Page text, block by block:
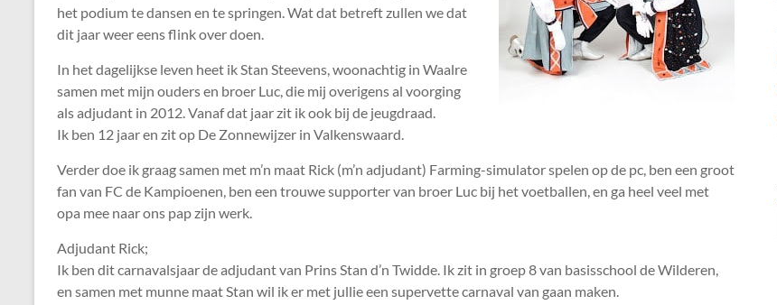
het podium te dansen en te springen. Wat dat betreft zullen we dat
dit jaar weer eens flink over doen.
In het dagelijkse leven heet ik Stan Steevens, woonachtig in Waalre
samen met mijn ouders en broer Luc, die mij overigens al voorging
als adjudant in 2012. Vanaf dat jaar zit ik ook bij de jeugdraad.
Ik ben 12 jaar en zit op De Zonnewijzer in Valkenswaard.
Verder doe ik graag samen met m’n maat Rick (m’n adjudant) Farming-simulator spelen op de pc, ben een groot
fan van FC de Kampioenen, ben een trouwe supporter van broer Luc bij het voetballen, en ga heel veel met
opa mee naar ons pap zijn werk.
Adjudant Rick;
Ik ben dit carnavalsjaar de adjudant van Prins Stan d’n Twidde. Ik zit in groep 8 van basisschool de Wilderen,
en samen met munne maat Stan wil ik er met jullie een supervette carnaval van gaan maken.